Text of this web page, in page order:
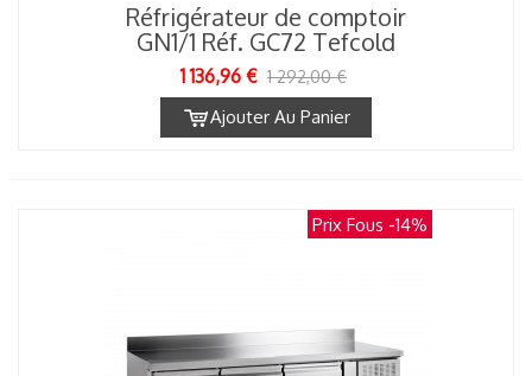
Réfrigérateur de comptoir
GN1/1 Réf. GC72 Tefcold
1 136,96 € 1 292,00 €
Ajouter Au Panier
Prix Fous -14%